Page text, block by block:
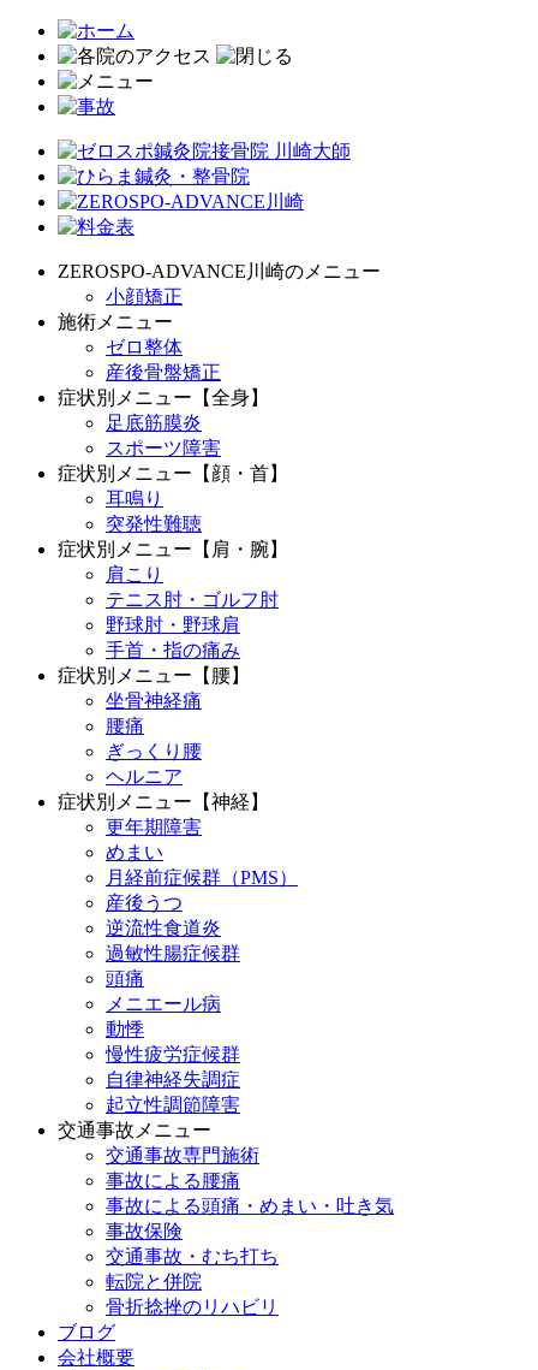
ZEROSPO-ADVANCE川崎のメニュー
小顔矯正
施術メニュー
ゼロ整体
産後骨盤矯正
症状別メニュー【全身】
足底筋膜炎
スポーツ障害
症状別メニュー【顔・首】
耳鳴り
突発性難聴
症状別メニュー【肩・腕】
肩こり
テニス肘・ゴルフ肘
野球肘・野球肩
手首・指の痛み
症状別メニュー【腰】
坐骨神経痛
腰痛
ぎっくり腰
ヘルニア
症状別メニュー【神経】
更年期障害
めまい
月経前症候群（PMS）
産後うつ
逆流性食道炎
過敏性腸症候群
頭痛
メニエール病
動悸
慢性疲労症候群
自律神経失調症
起立性調節障害
交通事故メニュー
交通事故専門施術
事故による腰痛
事故による頭痛・めまい・吐き気
事故保険
交通事故・むち打ち
転院と併院
骨折捻挫のリハビリ
ブログ
会社概要